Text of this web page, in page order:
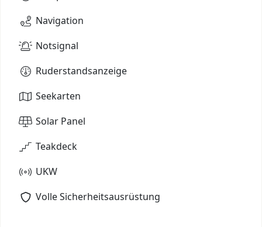
Navigation
Notsignal
Ruderstandsanzeige
Seekarten
Solar Panel
Teakdeck
UKW
Volle Sicherheitsausrüstung